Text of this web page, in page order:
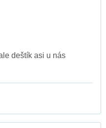
deštík asi u nás